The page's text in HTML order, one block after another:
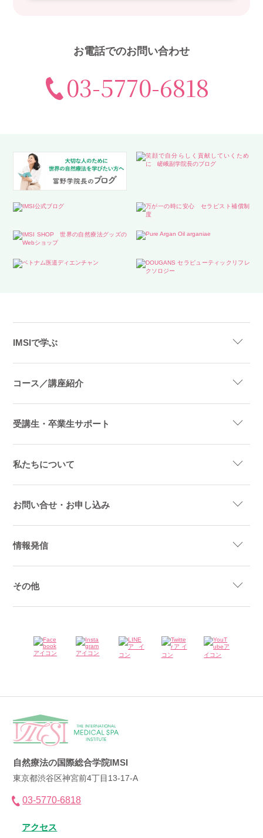
お電話でのお問い合わせ
03-5770-6818
IMSIで学ぶ
コース／講座紹介
受講生・卒業生サポート
私たちについて
お問い合せ・お申し込み
情報発信
その他
自然療法の国際総合学院IMSI
東京都渋谷区神宮前4丁目13-17-A
03-5770-6818
アクセス